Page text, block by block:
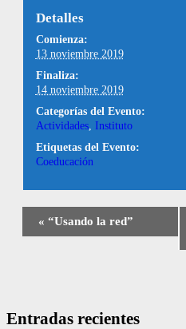
Detalles
Comienza:
13 noviembre 2019
Finaliza:
14 noviembre 2019
Categorías del Evento:
Actividades, Instituto
Etiquetas del Evento:
Coeducación
« “Usando la red”
Entradas recientes